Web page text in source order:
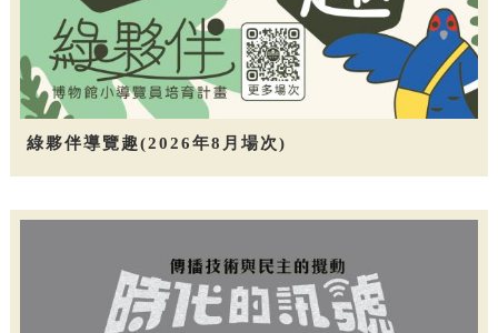
綠夥伴導覽趣(2026年8月場次)